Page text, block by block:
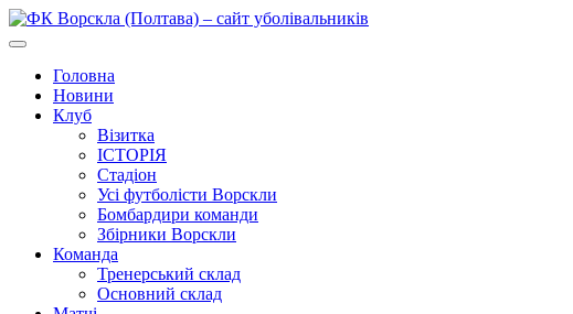
Головна
Новини
Клуб
Візитка
ІСТОРІЯ
Стадіон
Усі футболісти Ворскли
Бомбардири команди
Збірники Ворскли
Команда
Тренерський склад
Основний склад